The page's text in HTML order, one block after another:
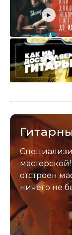
отстроен
ничего не